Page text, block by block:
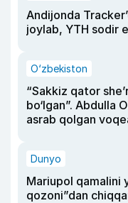
Andijonda
joylab, YTH sodir
O‘zbekiston
“Sakkiz qator
bo‘lgan”. Abdulla
asrab qolgan
Dunyo
Mariupol qamalini
qozoni”dan